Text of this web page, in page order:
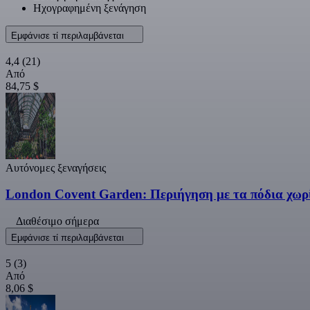
Ηχογραφημένη ξενάγηση
Εμφάνισε τί περιλαμβάνεται
4,4 (21)
Από
84,75 $
Αυτόνομες ξεναγήσεις
London Covent Garden: Περιήγηση με τα πόδια
Διαθέσιμο σήμερα
Εμφάνισε τί περιλαμβάνεται
5 (3)
Από
8,06 $